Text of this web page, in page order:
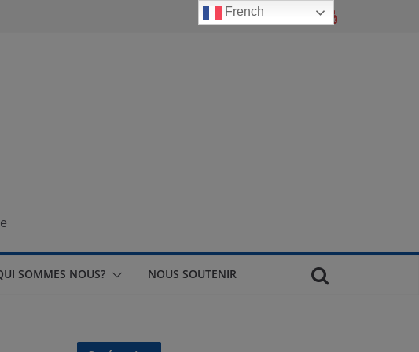
SOMMES NOUS? NOUS SOUTENIR
French